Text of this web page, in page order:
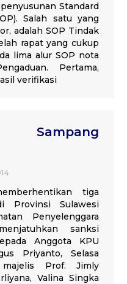
Standard
Salah satu yang
adalah SOP Tindak
rapat yang cukup
lima alur SOP nota
Pertama,
verifikasi
Sampang
tiga
Provinsi Sulawesi
Penyelenggara
sanksi
Anggota KPU
Priyanto, Selasa
Prof. Jimly
Valina Singka